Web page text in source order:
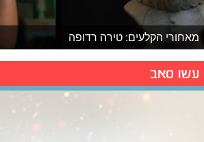
מאחורי הקלעים: טירה רדופה
עשו סאב